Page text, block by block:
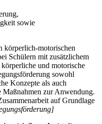
sowie
körperlich-motorischen
Schülern mit zusätzlichem
und motorische
sowohl
Konzepte als auch
zur Anwendung.
auf Grundlage